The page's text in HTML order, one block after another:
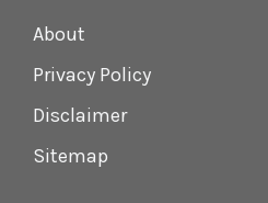
About
Privacy Policy
Disclaimer
Sitemap